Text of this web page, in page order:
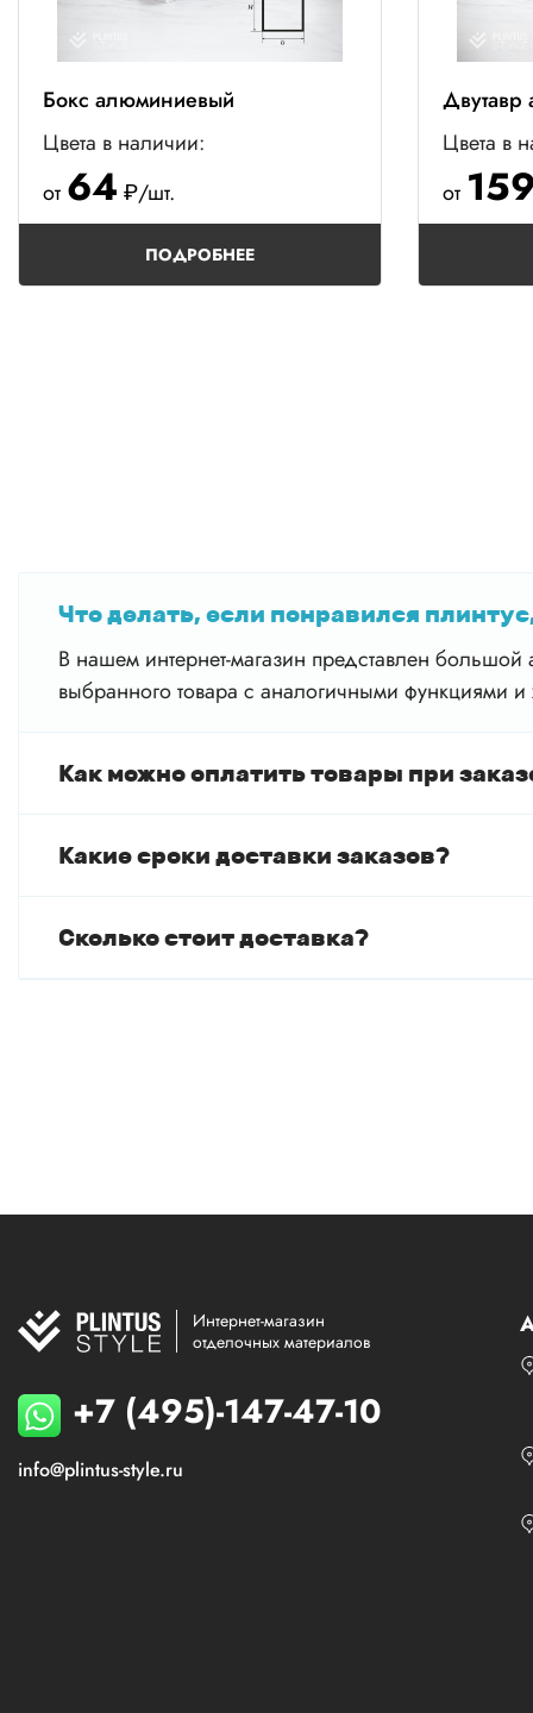
Бокс алюминиевый
Цвета в наличии:
от 64 ₽/шт.
ПОДРОБНЕЕ
Цвета в
от 159
Что делать, если понравился
В нашем интернет-магазин представлен
выбранного товара с аналогичными функциями
Как можно оплатить товары при
Какие сроки доставки заказов?
Сколько стоит доставка?
Интернет-магазин
отделочных материалов
+7 (495)-147-47-10
info@plintus-style.ru